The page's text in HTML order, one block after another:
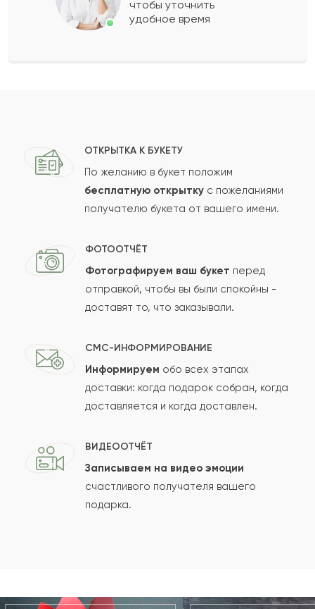
чтобы уточнить
удобное время
ОТКРЫТКА К БУКЕТУ
По желанию в букет положим
бесплатную открытку с пожеланиями
получателю букета от вашего имени.
ФОТООТЧЁТ
Фотографируем ваш букет перед
отправкой, чтобы вы были спокойны -
доставят то, что заказывали.
СМС-ИНФОРМИРОВАНИЕ
Информируем обо всех этапах
доставки: когда подарок собран, когда
доставляется и когда доставлен.
ВИДЕООТЧЁТ
Записываем на видео эмоции
счастливого получателя вашего
подарка.